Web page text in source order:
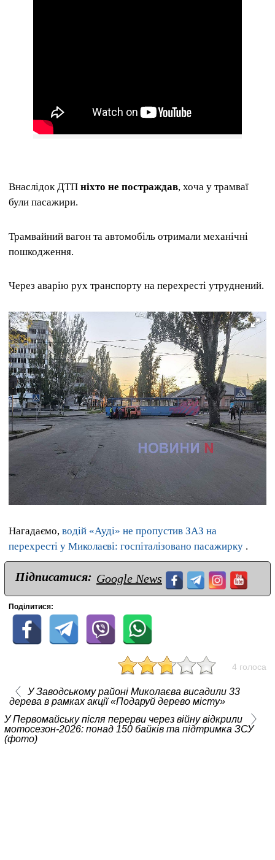
Внаслідок ДТП ніхто не постраждав, хоча у трамваї
були пасажири.
Трамвайний вагон та автомобіль отримали механічні
пошкодження.
Через аварію рух транспорту на перехресті утруднений.
Нагадаємо, водій «Ауді» не пропустив ЗАЗ на
перехресті у Миколаєві: госпіталізовано пасажирку .
Підписатися: Google News
Поділитися:
4 голоса
У Заводському районі Миколаєва висадили 33
дерева в рамках акції «Подаруй дерево місту»
У Первомайську після перерви через війну відкрили
мотосезон-2026: понад 150 байків та підтримка ЗСУ
(фото)